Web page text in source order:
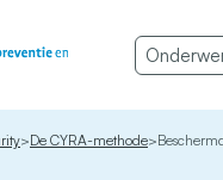
De CYRA-methode